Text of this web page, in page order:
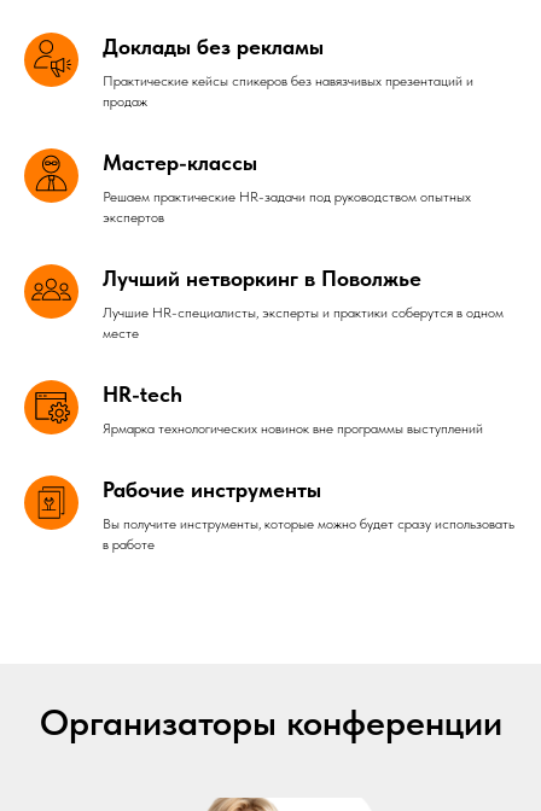
Доклады без рекламы
Практические кейсы спикеров без навязчивых презентаций и
продаж
Мастер-классы
Решаем практические HR-задачи под руководством опытных
экспертов
Лучший нетворкинг в Поволжье
Лучшие HR-специалисты, эксперты и практики соберутся в одном
месте
HR-tech
Ярмарка технологических новинок вне программы выступлений
Рабочие инструменты
Вы получите инструменты, которые можно будет сразу использовать
в работе
Организаторы конференции